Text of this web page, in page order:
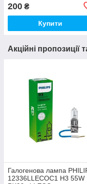
200 ₴
Купити
Акційні пропозиції
Галогенова лампа
12336LLECOC1 H3 55W